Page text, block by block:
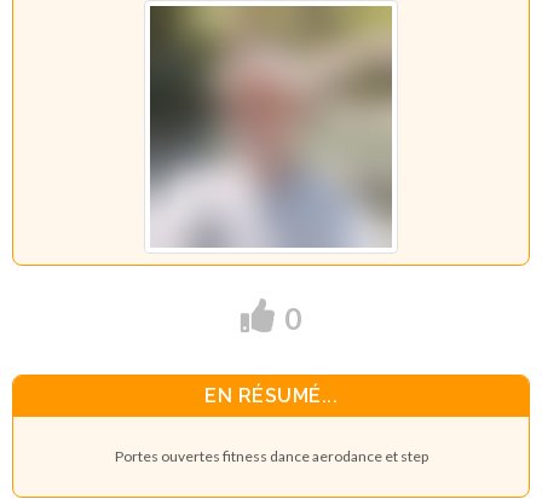
0
EN RÉSUMÉ...
Portes ouvertes fitness dance aerodance et step